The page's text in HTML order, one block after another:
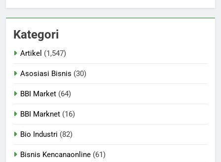
Kategori
Artikel (1,547)
Asosiasi Bisnis (30)
BBI Market (64)
BBI Marknet (16)
Bio Industri (82)
Bisnis Kencanaonline (61)